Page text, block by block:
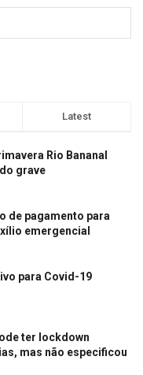
Latest
Rio Bananal
grave
de pagamento para
emergencial
para Covid-19
ter lockdown
mas não especificou